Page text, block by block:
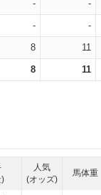
- -
- -
8 11
8 11
)
人気
(オッズ)
馬体重